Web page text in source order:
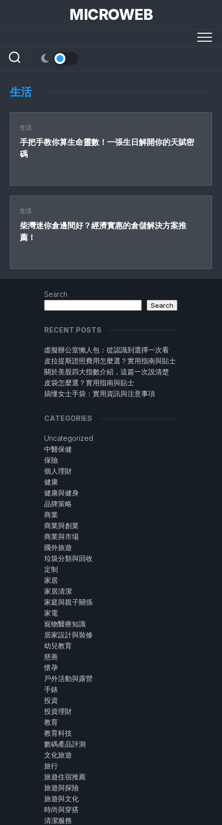
MICROWEB
生活
生活
手把手教你算生命靈數！一張生日解開你的天賦密
碼
生活
柴灣迷你倉邊間好？經濟實惠的倉儲解決方案推
薦！
Search
Search
RECENT POSTS
虛擬辦公室懶人包：從認識到選擇一次看
皮拉提斯證照費用怎麼選？實用指南與貼士
關於美股四大指數介紹，這篇一次說清楚
皮袋怎麼選？實用指南與貼士
搞懂女士手袋：實用資訊與注意事項
CATEGORIES
Uncategorized
中醫保健
保險
個人理財
健康
健康與健身
品牌策略
商業
商業與創業
商業與市場
國外旅遊
垃圾分類與回收
定制
家居
家居清潔
家庭與親子關係
家電
寵物醫療知識
居家設計與裝修
幼兒教育
慈善
懷孕
戶外活動與露營
手錶
投資
投資理財
教育
教育科技
數碼產品評測
文化旅遊
旅行
旅遊住宿推薦
旅遊與探險
旅遊與文化
時尚與穿搭
清潔服務